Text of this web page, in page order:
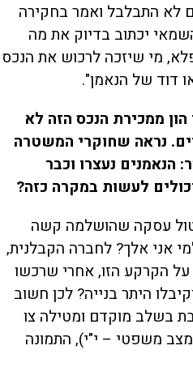
לא התבלבל ואמר בחקירה
יכתוב בדיוק את מה
מי שיזכה לרכוש את הנכס
דוד של הנאמן".
ממכירת הנכס הזה לא
נראה שחוקרי המשטרה
הנאמנים נעצרו וכבר
לעשות במקרה כזה?
עסקה שהושלמה קשה
אני אלך? לחברה הקבלנית,
הקרקע הזו, אחרי שרכשו
היתר בנייה? לכן חשוב
בשלב מוקדם ומטילה צו
משפטי – י"י), התמונה